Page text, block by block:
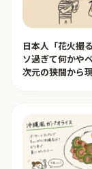
日本人「花火撮
ソ過ぎて何かや
次元の狭間から